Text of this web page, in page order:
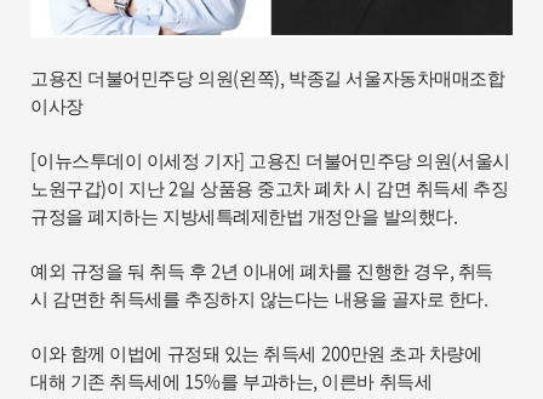
고용진 더불어민주당 의원(왼쪽), 박종길 서울자동차매매조합
이사장
[이뉴스투데이 이세정 기자] 고용진 더불어민주당 의원(서울시
노원구갑)이 지난2일 상품용 중고차 폐차 시 감면 취득세 추징
규정을 폐지하는 지방세특례제한법 개정안을 발의했다.
예외 규정을 둬 취득 후 2년 이내에 폐차를 진행한 경우, 취득
시 감면한 취득세를 추징하지 않는다는 내용을 골자로 한다.
이와 함께 이법에 규정돼 있는 취득세 200만원 초과 차량에
대해 기존 취득세에 15%를 부과하는, 이른바 취득세